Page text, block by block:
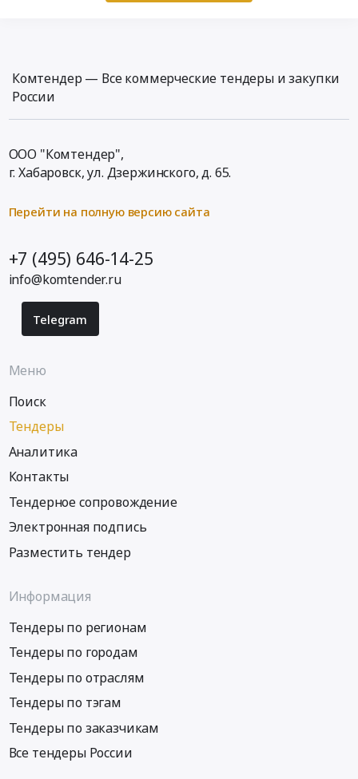
Комтендер — Все коммерческие тендеры и закупки
России
ООО "Комтендер",
г. Хабаровск,ул. Дзержинского, д. 65.
Перейти на полную версию сайта
+7 (495) 646-14-25
info@komtender.ru
Telegram
Меню
Поиск
Тендеры
Аналитика
Контакты
Тендерное сопровождение
Электронная подпись
Разместить тендер
Информация
Тендеры по регионам
Тендеры по городам
Тендеры по отраслям
Тендеры по тэгам
Тендеры по заказчикам
Все тендеры России